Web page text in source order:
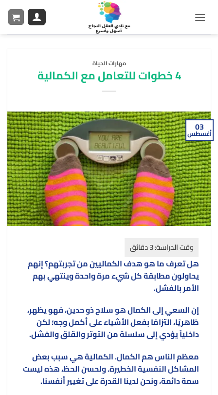
مهارات الحياة
4 خطوات للتعامل مع الكمالية
03
أغسطس
هل تعرف ما هو هدف الكماليين من تجربتهم؟ إنهم
يحاولون مطابقة كل شيء مرة واحدة وينتهي بهم
الأمر بالفشل.
إن السعي إلى الكمال هو سلاح ذو حدين، فهو يظهر،
ظاهريًا، التزامًا بفعل الأشياء على أكمل وجه؛ لكن
داخلياً يؤدي إلى سلسلة من التوتر والقلق والفشل.
معظم الناس هم الكمال. الكمالية هي سبب بعض
المشاكل النفسية الخطيرة. ولحسن الحظ، هذه ليست
سمة دائمة، ونحن لدينا القدرة على تغيير أنفسنا.